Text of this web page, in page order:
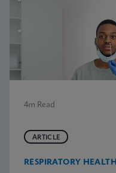
4m Read
ARTICLE
RESPIRATORY HEALTH